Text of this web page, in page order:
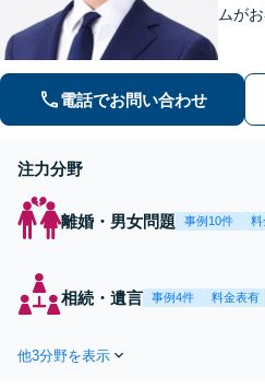
ムが
電話でお問い合わせ
注力分野
離婚・男女問題 事例10件 料
相続・遺言 事例4件 料金表有
他3分野を表示